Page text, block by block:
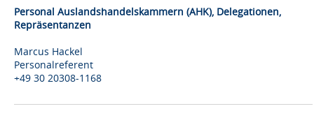
Personal Auslandshandelskammern (AHK), Delegationen,
Repräsentanzen
Marcus Hackel
Personalreferent
+49 30 20308-1168